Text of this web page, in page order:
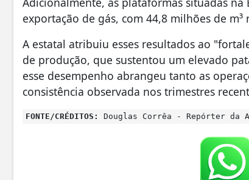
exportação de gás, com 44,8 milhões de
A estatal atribuiu esses resultados ao
de produção, que sustentou um elevado
esse desempenho abrangeu tanto as
consistência observada nos trimestres
FONTE/CRÉDITOS: Douglas Corrêa - Repórter da